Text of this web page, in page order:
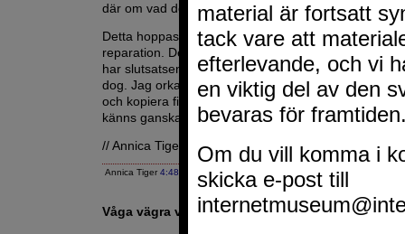
där om vad de kan göra, om de orkar.
Detta hoppas jag blir sista gången den nya datorn
reparation. Det kanske var moderkortet som det är
har slutsatsen tydligen blivit, förutom att hårddisken
dog. Jag orkar snart inte med att installera om alla
och kopiera filer från backup-hårdiskarna. Det tar
känns ganska meningslöst.
// Annica Tiger
Annica Tiger 4:48 EM Google
Våga vägra vara borgare-knapp